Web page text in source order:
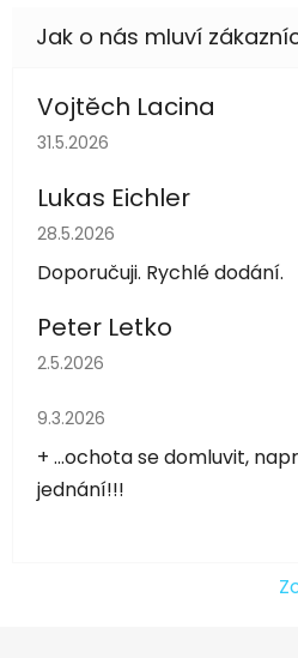
Vojtěch Lacina
Hodnocení obchodu je 5 z 5
31.5.2026
Lukas Eichler
Hodnocení obchodu je 5 z 5
28.5.2026
Doporučuji. Rychlé dodání.
Peter Letko
Hodnocení obchodu je 5 z 5
2.5.2026
Hodnocení obchodu je 5 z 5
9.3.2026
+ ...ochota se domluvit,
jednání!!!